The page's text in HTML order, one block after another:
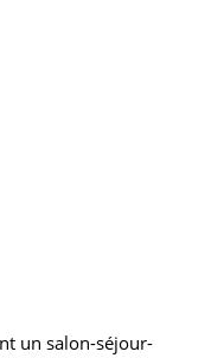
un salon-séjour-